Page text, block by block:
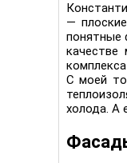
—
понятные
С моей
холода. А